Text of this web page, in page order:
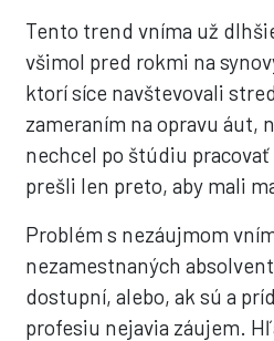
Tento trend vníma už
všimol pred rokmi na
ktorí síce navštevovali
zameraním na opravu áut,
nechcel po štúdiu
prešli len preto, aby mali
Problém s nezáujmom
nezamestnaných
dostupní, alebo, ak sú a
profesiu nejavia záujem.